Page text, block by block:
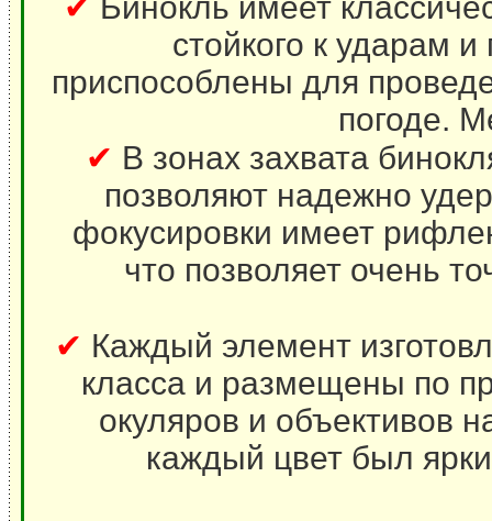
стойкого к ударам
приспособлены для
погоде.
✔ В зонах захвата
позволяют надежно
фокусировки имеет
что позволяет очень
✔ Каждый элемент
класса и размещены по
окуляров и объективов
каждый цвет был